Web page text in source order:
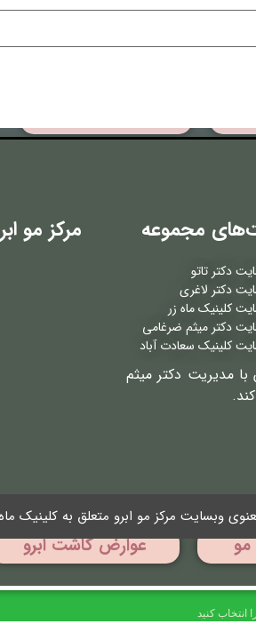
عوارض کاشت ابرو
مجموعه
دکتر تاتو
دکتر لاغری
کلینیک ماه زر
دکتر میثم ضرغامی
کلینیک سعادت آباد
با مدیریت دکتر میثم
مرکز مو
وبسایت مرکز مو ابرو متعلق به کلینیک
انتخاب کنید